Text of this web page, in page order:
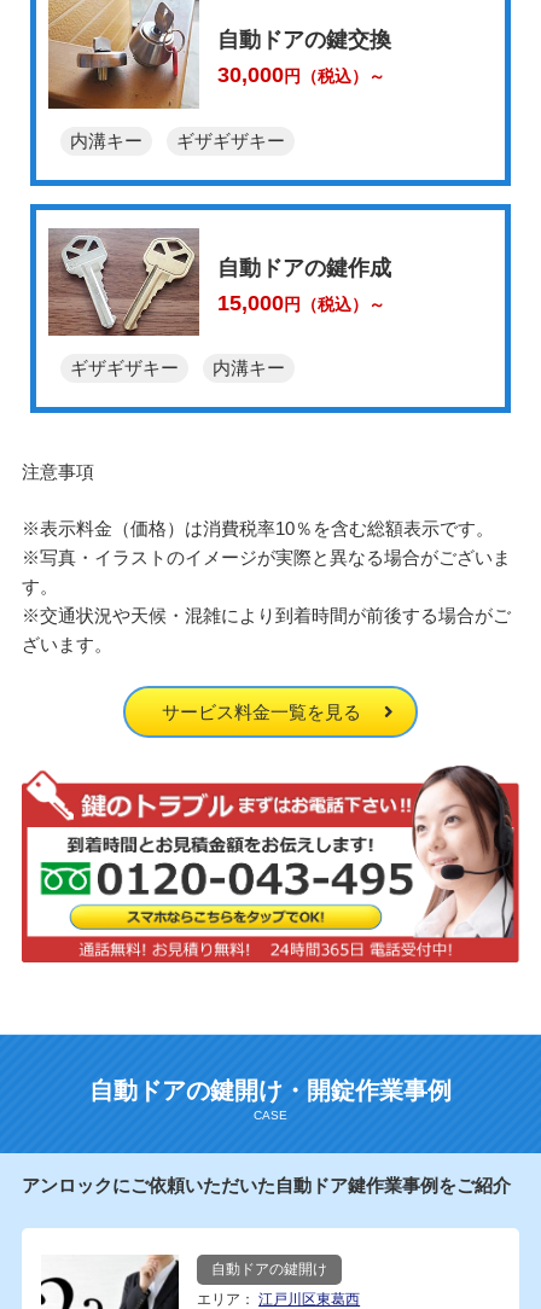
自動ドアの鍵交換
30,000円（税込）～
内溝キー ギザギザキー
自動ドアの鍵作成
15,000円（税込）～
ギザギザキー 内溝キー
注意事項
※表示料金（価格）は消費税率10％を含む総額表示です。
※写真・イラストのイメージが実際と異なる場合がございま
す。
※交通状況や天候・混雑により到着時間が前後する場合がご
ざいます。
サービス料金一覧を見る
自動ドアの鍵開け・開錠作業事例
アンロックにご依頼いただいた自動ドア鍵作業事例をご紹介
自動ドアの鍵開け
エリア： 江戸川区東葛西